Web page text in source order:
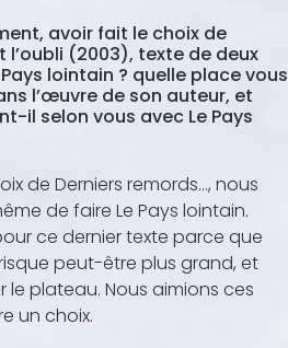
avoir fait le choix de
l’oubli (2003), texte de deux
lointain ? quelle place vous
l’œuvre de son auteur, et
il selon vous avec Le Pays
de Derniers remords..., nous
de faire Le Pays lointain.
ce dernier texte parce que
peut-être plus grand, et
le plateau. Nous aimions ces
un choix.